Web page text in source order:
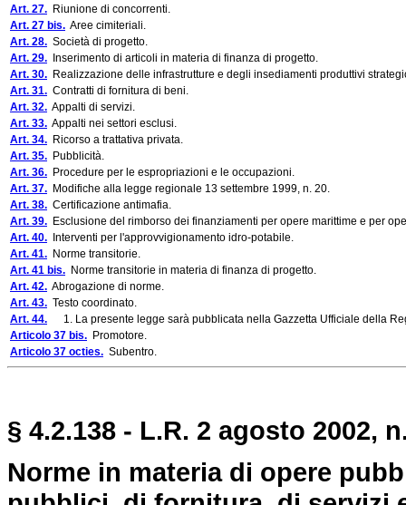
Art. 27. Riunione di concorrenti.
Art. 27 bis. Aree cimiteriali.
Art. 28. Società di progetto.
Art. 29. Inserimento di articoli in materia di finanza di progetto.
Art. 30. Realizzazione delle infrastrutture e degli insediamenti produttivi
Art. 31. Contratti di fornitura di beni.
Art. 32. Appalti di servizi.
Art. 33. Appalti nei settori esclusi.
Art. 34. Ricorso a trattativa privata.
Art. 35. Pubblicità.
Art. 36. Procedure per le espropriazioni e le occupazioni.
Art. 37. Modifiche alla legge regionale 13 settembre 1999, n. 20.
Art. 38. Certificazione antimafia.
Art. 39. Esclusione del rimborso dei finanziamenti per opere marittime e per
Art. 40. Interventi per l'approvvigionamento idro-potabile.
Art. 41. Norme transitorie.
Art. 41 bis. Norme transitorie in materia di finanza di progetto.
Art. 42. Abrogazione di norme.
Art. 43. Testo coordinato.
Art. 44. 1. La presente legge sarà pubblicata nella Gazzetta Ufficiale della
Articolo 37 bis. Promotore.
Articolo 37 octies. Subentro.
§ 4.2.138 - L.R. 2 agosto 2002,
Norme in materia di opere